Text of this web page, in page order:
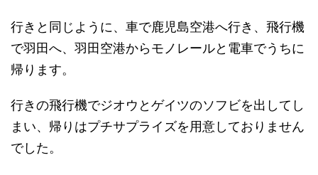
行きと同じように、車で鹿児島空港へ行き、飛行機
で羽田へ、羽田空港からモノレールと電車でうちに
帰ります。
行きの飛行機でジオウとゲイツのソフビを出してし
まい、帰りはプチサプライズを用意しておりません
でした。